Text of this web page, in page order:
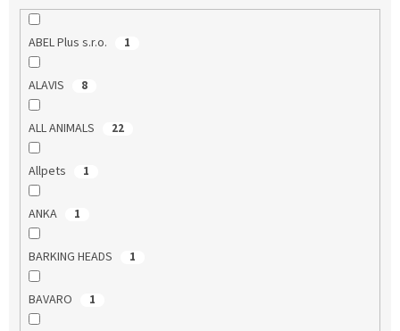
ABEL Plus s.r.o. 1
ALAVIS 8
ALL ANIMALS 22
Allpets 1
ANKA 1
BARKING HEADS 1
BAVARO 1